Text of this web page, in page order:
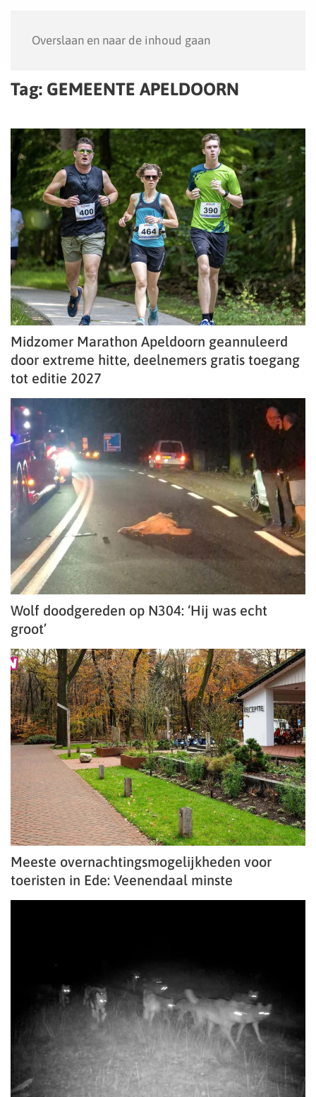
Overslaan en naar de inhoud gaan
Tag: GEMEENTE APELDOORN
Midzomer Marathon Apeldoorn geannuleerd
door extreme hitte, deelnemers gratis toegang
tot editie 2027
Wolf doodgereden op N304: ‘Hij was echt
groot’
Meeste overnachtingsmogelijkheden voor
toeristen in Ede: Veenendaal minste